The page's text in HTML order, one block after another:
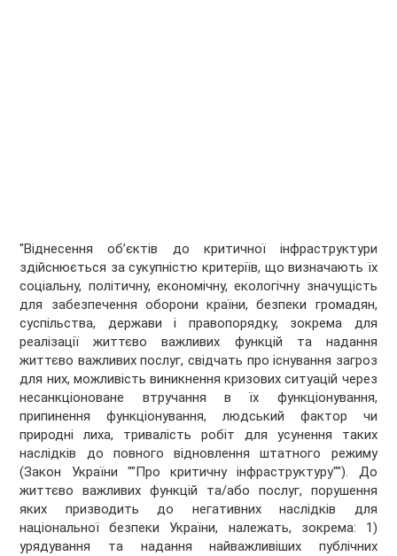
"Віднесення об’єктів до критичної інфраструктури
здійснюється за сукупністю критеріїв, що визначають їх
соціальну, політичну, економічну, екологічну значущість
для забезпечення оборони країни, безпеки громадян,
суспільства, держави і правопорядку, зокрема для
реалізації життєво важливих функцій та надання
життєво важливих послуг, свідчать про існування загроз
для них, можливість виникнення кризових ситуацій через
несанкціоноване втручання в їх функціонування,
припинення функціонування, людський фактор чи
природні лиха, тривалість робіт для усунення таких
наслідків до повного відновлення штатного режиму
(Закон України ""Про критичну інфраструктуру""). До
життєво важливих функцій та/або послуг, порушення
яких призводить до негативних наслідків для
національної безпеки України, належать, зокрема: 1)
урядування та надання найважливіших публічних